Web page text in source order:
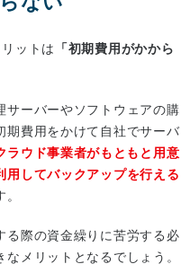
ットは
「初期費用がかから
サーバーやソフトウェアの購
期費用をかけて自社でサーバ
ラウド事業者がもともと用意
用してバックアップを行える
る際の資金繰りに苦労する必
メリットとなるでしょう。